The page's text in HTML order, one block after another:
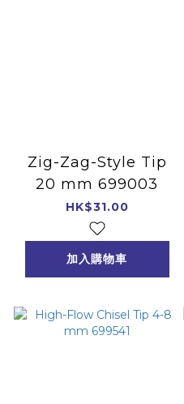
Zig-Zag-Style Tip
20 mm 699003
HK$31.00
加入購物車